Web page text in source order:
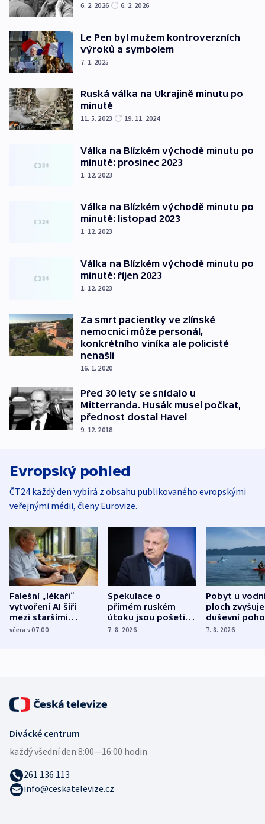
6. 2. 2026 6. 2. 2026
Le Pen byl mužem kontroverzních
výroků a symbolem
7. 1. 2025
Ruská válka na Ukrajině minutu po
minutě
11. 5. 2023 19. 11. 2024
Válka na Blízkém východě minutu po
minutě: prosinec 2023
1. 12. 2023
Válka na Blízkém východě minutu po
minutě: listopad 2023
1. 12. 2023
Válka na Blízkém východě minutu po
minutě: říjen 2023
1. 12. 2023
Za smrt pacientky ve zlínské
nemocnici může personál,
konkrétního viníka ale policisté
nenašli
16. 1. 2020
Před 30 lety se snídalo u
Mitterranda. Husák musel počkat,
přednost dostal Havel
9. 12. 2018
Evropský pohled
ČT24 každý den vybírá z obsahu publikovaného evropskými
veřejnými médii, členy Eurovize.
Falešní „lékaři“
vytvoření AI šíří
mezi staršími
Poláky nebezpečné
včera v 07:00
Spekulace o
přímém ruském
útoku jsou pošetilé,
míní estonský
7. 8. 2026
Pobyt u
ploch zvyšuje
duševní
ukázala
7. 8. 2026
Divácké centrum
každý všední den:8:00—16:00 hodin
261 136 113
info@ceskatelevize.cz